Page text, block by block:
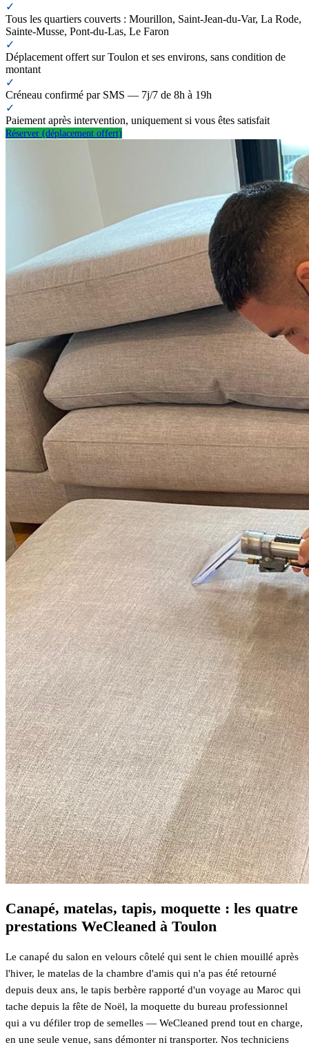
✓
Tous les quartiers couverts : Mourillon, Saint-Jean-du-Var, La Rode,
Sainte-Musse, Pont-du-Las, Le Faron
✓
Déplacement offert sur Toulon et ses environs, sans condition de
montant
✓
Créneau confirmé par SMS — 7j/7 de 8h à 19h
✓
Paiement après intervention, uniquement si vous êtes satisfait
Réserver (déplacement offert)
Canapé, matelas, tapis, moquette : les quatre
prestations WeCleaned à Toulon
Le canapé du salon en velours côtelé qui sent le chien mouillé après
l'hiver, le matelas de la chambre d'amis qui n'a pas été retourné
depuis deux ans, le tapis berbère rapporté d'un voyage au Maroc qui
tache depuis la fête de Noël, la moquette du bureau professionnel
qui a vu défiler trop de semelles — WeCleaned prend tout en charge,
en une seule venue, sans démonter ni transporter. Nos techniciens